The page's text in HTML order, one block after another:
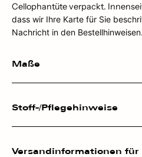
Cellophantüte verpackt.
dass wir Ihre Karte für Sie
Nachricht in den Bestellhinweisen.
Maße
Stoff-/Pflegehinweise
Versandinformationen